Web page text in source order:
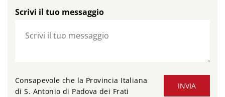
Scrivi il tuo messaggio
INVIA
Consapevole che la Provincia Italiana
di S. Antonio di Padova dei Frati